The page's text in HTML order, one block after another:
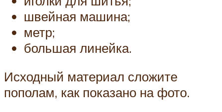
швейная машина;
метр;
большая линейка.
Исходный материал сложите
пополам, как показано на фото.